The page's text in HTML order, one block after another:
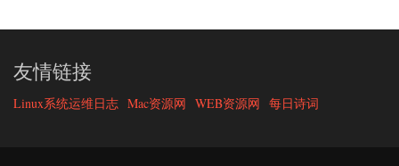
友情链接
Linux系统运维日志 Mac资源网 WEB资源网 每日诗词